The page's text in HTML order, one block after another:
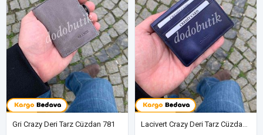
Gri Crazy Deri Tarz Cüzdan 781 Lacivert Crazy Deri Tarz Cüzdan 762